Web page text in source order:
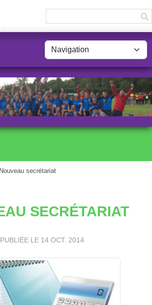
Nouveau secrétariat
SECRÉTARIAT
PUBLIÉE LE 14 OCT. 2014